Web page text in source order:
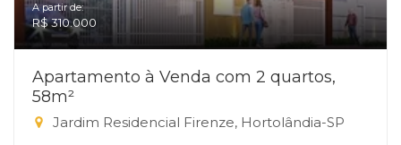
A partir de:
R$ 310.000
Apartamento à Venda com 2 quartos,
58m²
Jardim Residencial Firenze, Hortolândia-SP